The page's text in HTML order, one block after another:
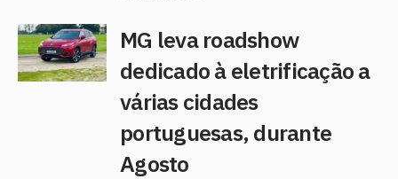
MG leva roadshow
dedicado à eletrificação a
várias cidades
portuguesas, durante
Agosto